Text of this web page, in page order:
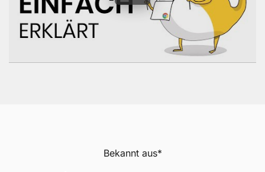
Bekannt aus*